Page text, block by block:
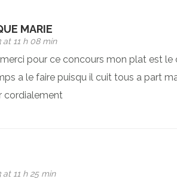
MARIE
at 11 h 08 min
pour ce concours mon plat est
a le faire puisqu il cuit tous a part
cordialement
at 11 h 25 min